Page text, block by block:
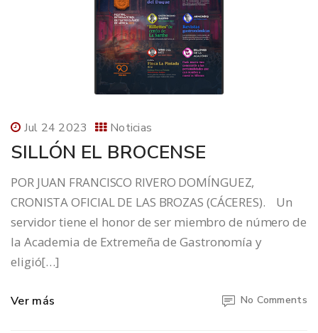
Jul 24 2023 Noticias
SILLÓN EL BROCENSE
POR JUAN FRANCISCO RIVERO DOMÍNGUEZ,
CRONISTA OFICIAL DE LAS BROZAS (CÁCERES). Un
servidor tiene el honor de ser miembro de número de
la Academia de Extremeña de Gastronomía y
eligió[…]
Ver más No Comments